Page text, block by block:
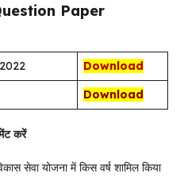
Question Paper
2022
Download
Download
करें
सेवा योजना में किस वर्ष शामिल किया